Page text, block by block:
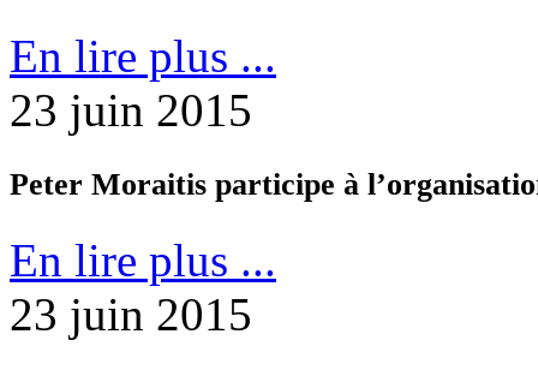
En lire plus ...
23 juin 2015
Peter Moraitis participe à
En lire plus ...
23 juin 2015